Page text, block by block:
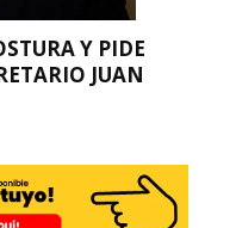
Y PIDE
JUAN